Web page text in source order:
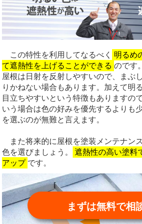
この特性を利用してなるべく
明るめ
て遮熱性を上げることができる のです
屋根は日射を反射しやすいので、まぶ
りかねない場合もあります。加えて明
目立ちやすいという特徴もありますの
いう場合は色の好みを優先するよりも
を選ぶのが無難と言えます。
また将来的に屋根を塗装メンテナン
色を選びましょう。
遮熱性の高い塗料
アップ です。
まずは無料で相